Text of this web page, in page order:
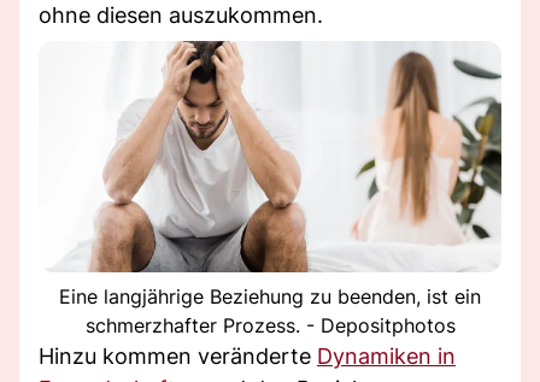
ohne diesen auszukommen.
Eine langjährige Beziehung zu beenden, ist ein
schmerzhafter Prozess. - Depositphotos
Hinzu kommen veränderte Dynamiken in